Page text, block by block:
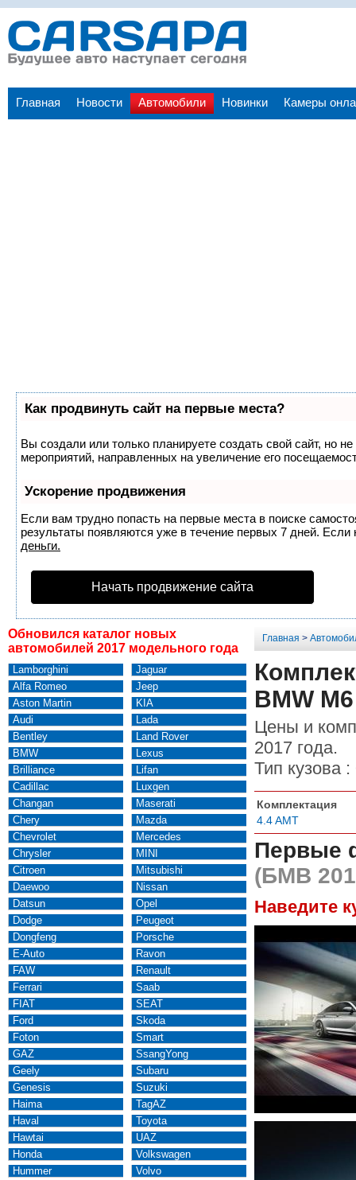
Главная Новости Автомобили Новинки Камеры
Как продвинуть сайт на первые места?
Вы создали или только планируете создать свой сайт, но
мероприятий, направленных на увеличение его
Ускорение продвижения
Если вам трудно попасть на первые места в поиске
результаты появляются уже в течение первых 7 дней.
деньги.
Начать продвижение сайта
Обновился каталог новых
автомобилей 2017 модельного года
Lamborghini
Alfa Romeo
Aston Martin
Audi
Bentley
BMW
Brilliance
Cadillac
Changan
Chery
Chevrolet
Chrysler
Citroen
Daewoo
Datsun
Dodge
Dongfeng
E-Auto
FAW
Ferrari
FIAT
Ford
Foton
GAZ
Geely
Genesis
Haima
Haval
Hawtai
Honda
Hummer
Jaguar
Jeep
KIA
Lada
Land Rover
Lexus
Lifan
Luxgen
Maserati
Mazda
Mercedes
MINI
Mitsubishi
Nissan
Opel
Peugeot
Porsche
Ravon
Renault
Saab
SEAT
Skoda
Smart
SsangYong
Subaru
Suzuki
TagAZ
Toyota
UAZ
Volkswagen
Volvo
Главная >
BMW
Цены и
2017 года.
Тип кузова :
Комплектация
4.4 AMT
Первые
(БМВ
Наведите